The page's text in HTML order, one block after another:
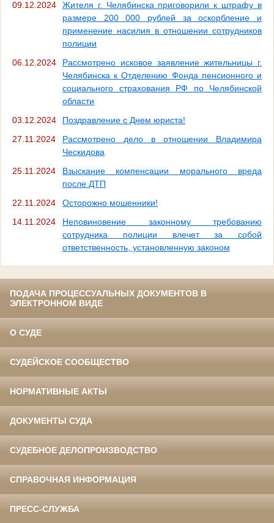
09.12.2024
Жителя г. Челябинска приговорили к штрафу в
размере 200 000 рублей за оскорбление и
применение насилия в отношении сотрудников
полиции
06.12.2024
Рассмотрено исковое заявление жительницы г.
Челябинска к Отделению Фонда пенсионного и
социального страхования РФ по Челябинской
области
03.12.2024
Поздравление с Днем юриста!
27.11.2024
Рассмотрено дело в отношении Владимира
Ческидова
25.11.2024
Взыскание компенсации морального вреда
после ДТП
22.11.2024
Осторожно мошенники!
14.11.2024
Неповиновение законному требованию
сотрудника полиции влечет за собой
ответственность, установленную законом
ПОДАЧА ПРОЦЕССУАЛЬНЫХ ДОКУМЕНТОВ В
ЭЛЕКТРОННОМ ВИДЕ
О СУДЕ
СУДЕЙСКОЕ СООБЩЕСТВО
НОРМАТИВНЫЕ АКТЫ
ДОКУМЕНТЫ СУДА
СУДЕБНОЕ ДЕЛОПРОИЗВОДСТВО
СПРАВОЧНАЯ ИНФОРМАЦИЯ
ПРЕСС-СЛУЖБА